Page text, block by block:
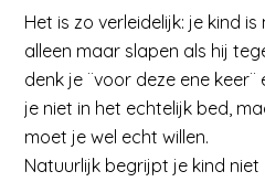
Het is zo verleidelijk: je kind
alleen maar slapen als hij
denk je ¨voor deze ene
je niet in het echtelijk bed,
moet je wel echt willen.
Natuurlijk begrijpt je kind